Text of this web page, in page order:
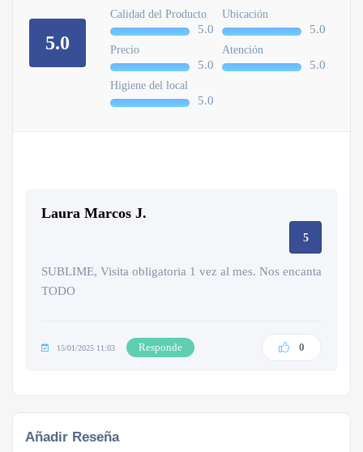
5.0
Calidad del Producto
5.0
Ubicación
5.0
Precio
5.0
Atención
5.0
Higiene del local
5.0
Laura Marcos J.
5
SUBLIME, Visita obligatoria 1 vez al mes. Nos encanta
TODO
15/01/2025 11:03 Responde 0
Añadir Reseña